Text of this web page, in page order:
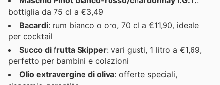
bottiglia da 75 cl a €3,49
Bacardi: rum bianco o oro, 70 cl a €11,90, ideale
per cocktail
Succo di frutta Skipper: vari gusti, 1 litro a €1,69,
perfetto per bambini e colazioni
Olio extravergine di oliva: offerte speciali,